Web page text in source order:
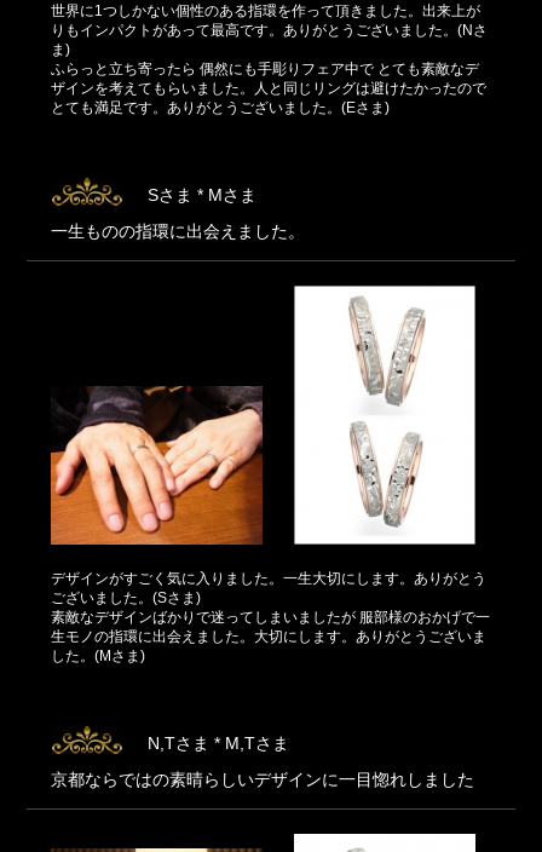
世界に1つしかない個性のある指環を作って頂きました。出来上が
りもインパクトがあって最高です。ありがとうございました。(Nさ
ま)
ふらっと立ち寄ったら 偶然にも手彫りフェア中で とても素敵なデ
ザインを考えてもらいました。人と同じリングは避けたかったので
とても満足です。ありがとうございました。(Eさま)
Sさま * Mさま
一生ものの指環に出会えました。
デザインがすごく気に入りました。一生大切にします。ありがとう
ございました。(Sさま)
素敵なデザインばかりで迷ってしまいましたが 服部様のおかげで一
生モノの指環に出会えました。大切にします。ありがとうございま
した。(Mさま)
N,Tさま * M,Tさま
京都ならではの素晴らしいデザインに一目惚れしました